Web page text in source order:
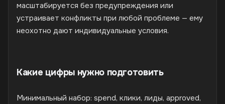
масштабируется без предупреждения или
устраивает конфликты при любой проблеме — ему
неохотно дают индивидуальные условия.
Какие цифры нужно подготовить
Минимальный набор: spend, клики, лиды, approved,